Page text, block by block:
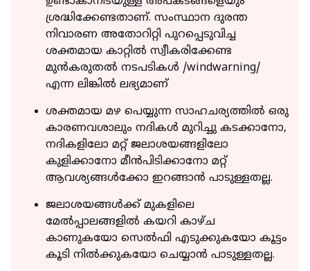
ശ്രദ്ധിക്കേണ്ടതാണ്. സംസ്ഥാന ദുരന്ത
നിവാരണ അതോറിറ്റി പുറപ്പെടുവിച്ച
ശക്തമായ കാറ്റില്‍ സ്വീകരിക്കേണ്ട
മുന്‍കരുതല്‍ നടപടികള്‍ /windwarning/
എന്ന ലിങ്കില്‍ ലഭ്യമാണ്
ശക്തമായ മഴ പെയ്യുന്ന സാഹചര്യത്തില്‍ ഒരു
കാരണവശാലും നദികള്‍ മുറിച്ചു കടക്കാനോ,
നദികളിലോ മറ്റ് ജലാശയങ്ങളിലോ
കുളിക്കാനോ മീന്‍പിടിക്കാനോ മറ്റ്
ആവശ്യങ്ങള്‍ക്കോ ഇറങ്ങാന്‍ പാടുള്ളതല്ല.
ജലാശയങ്ങള്‍ക്ക് മുകളിലെ
മേല്‍പ്പാലങ്ങളില്‍ കയറി കാഴ്ച
കാണുകയോ സെല്‍ഫി എടുക്കുകയോ കൂട്ടം
കൂടി നില്‍ക്കുകയോ ചെയ്യാന്‍ പാടുള്ളതല്ല.